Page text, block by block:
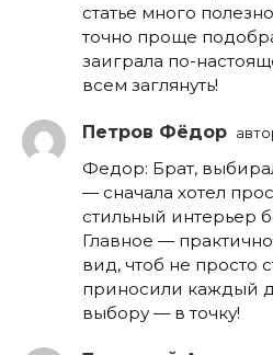
статье много
точно проще
заиграла по-
всем заглянуть!
Петров Фёдор
Федор: Брат,
— сначала хотел
стильный интерьер
Главное —
вид, чтоб не просто
приносили каждый
выбору — в точку!